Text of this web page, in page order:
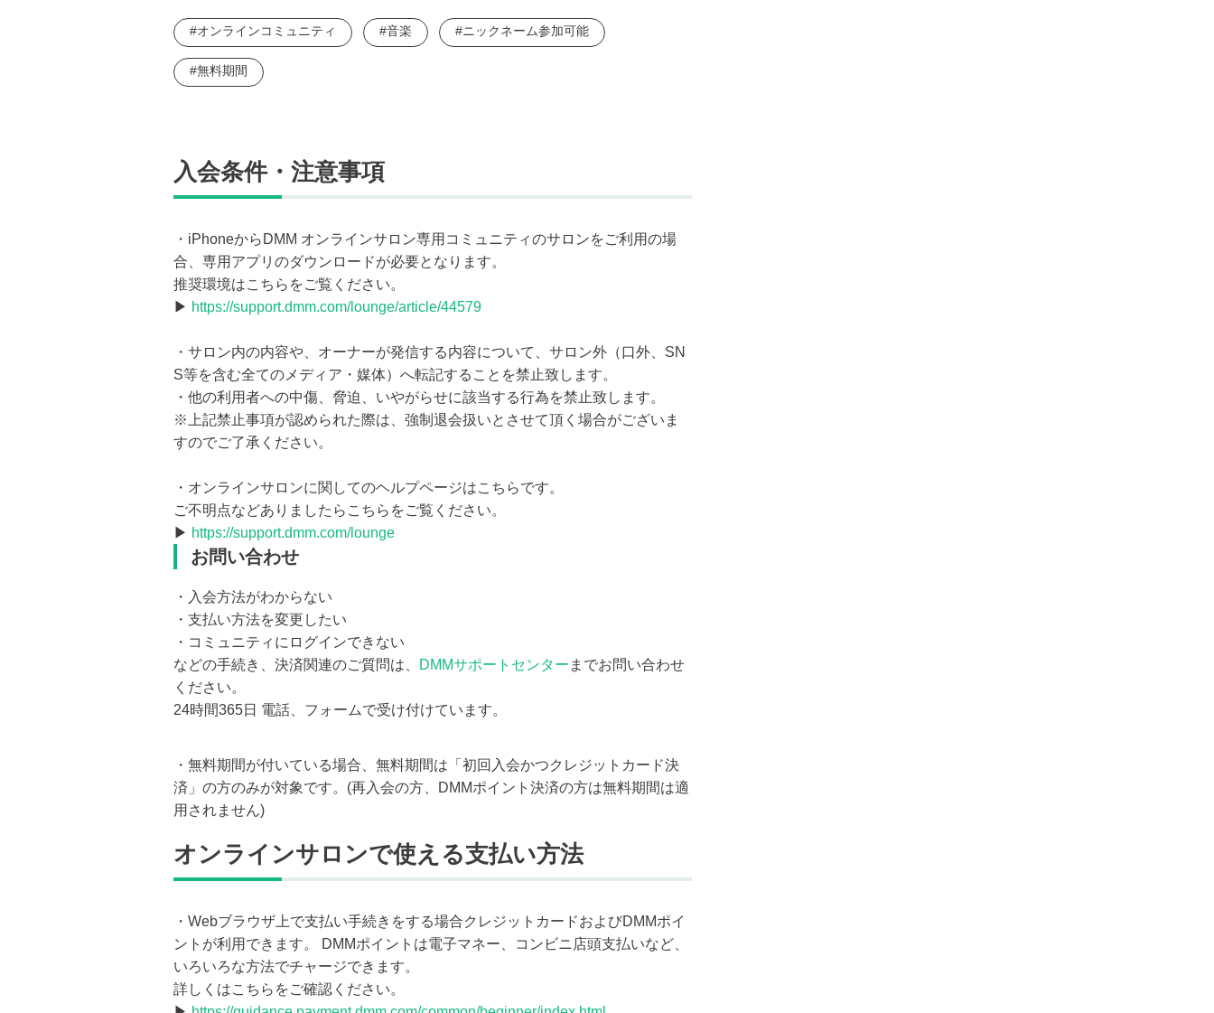
#オンラインコミュニティ #音楽 #ニックネーム参加可能
#無料期間
入会条件・注意事項
・iPhoneからDMM オンラインサロン専用コミュニティのサロンをご利用の場
合、専用アプリのダウンロードが必要となります。
推奨環境はこちらをご覧ください。
▶ https://support.dmm.com/lounge/article/44579
・サロン内の内容や、オーナーが発信する内容について、サロン外（口外、SN
S等を含む全てのメディア・媒体）へ転記することを禁止致します。
・他の利用者への中傷、脅迫、いやがらせに該当する行為を禁止致します。
※上記禁止事項が認められた際は、強制退会扱いとさせて頂く場合がございま
すのでご了承ください。
・オンラインサロンに関してのヘルプページはこちらです。
ご不明点などありましたらこちらをご覧ください。
▶ https://support.dmm.com/lounge
お問い合わせ
・入会方法がわからない
・支払い方法を変更したい
・コミュニティにログインできない
などの手続き、決済関連のご質問は、
DMMサポートセンター までお問い合わせ
ください。
24時間365日 電話、フォームで受け付けています。
・無料期間が付いている場合、無料期間は「初回入会かつクレジットカード決
済」の方のみが対象です。(再入会の方、DMMポイント決済の方は無料期間は適
用されません)
オンラインサロンで使える支払い方法
・Webブラウザ上で支払い手続きをする場合クレジットカードおよびDMMポイ
ントが利用できます。 DMMポイントは電子マネー、コンビニ店頭支払いなど、
いろいろな方法でチャージできます。
詳しくはこちらをご確認ください。